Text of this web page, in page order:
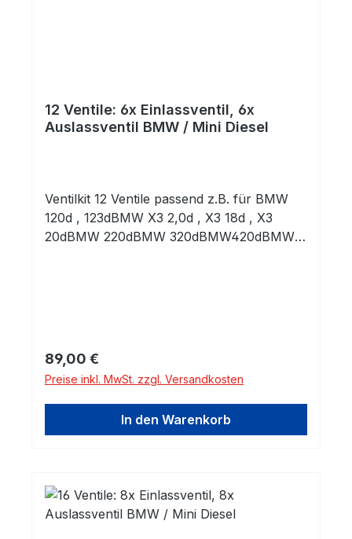
12 Ventile: 6x Einlassventil, 6x
Auslassventil BMW / Mini Diesel
Ventilkit 12 Ventile passend z.B. für BMW
120d , 123dBMW X3 2,0d , X3 18d , X3
20dBMW 220dBMW 320dBMW420dBMW
unsere Produkte kommen ausschließlich
aus europäischen Produktionsstätten, die
von unseren Ingenieuren regelmäßig
besucht und auditiert werden!Seit 1984
werden Fachhändler,
unseren hochwertigen Komponenten
beliefert.Sie erhalten Eigenentwicklungen
und Produkte führender Hersteller, welche
Regulärer Preis:
89,00 €
Preise inkl. MwSt. zzgl. Versandkosten
In den Warenkorb